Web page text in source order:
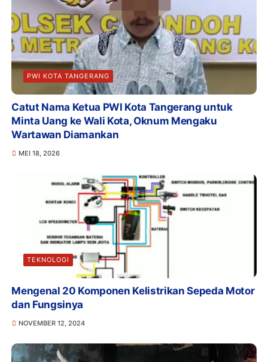
PWI KOTA TANGERANG
Catut Nama Ketua PWI Kota Tangerang untuk
Minta Uang ke Wali Kota, Oknum Mengaku
Wartawan Diamankan
MEI 18, 2026
TEKNOLOGI
Mengenal 20 Komponen Kelistrikan Sepeda Motor
dan Fungsinya
NOVEMBER 12, 2024